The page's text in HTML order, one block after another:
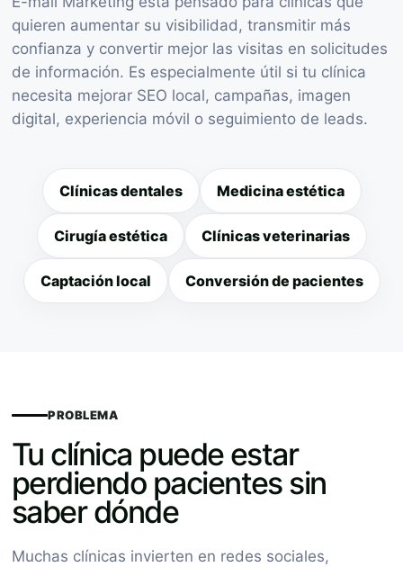
quieren aumentar su visibilidad, transmitir más
confianza y convertir mejor las visitas en solicitudes
de información. Es especialmente útil si tu clínica
necesita mejorar SEO local, campañas, imagen
digital, experiencia móvil o seguimiento de leads.
Clínicas dentales Medicina estética
Cirugía estética Clínicas veterinarias
Captación local Conversión de pacientes
PROBLEMA
Tu clínica puede estar
perdiendo pacientes sin
saber dónde
Muchas clínicas invierten en redes sociales,